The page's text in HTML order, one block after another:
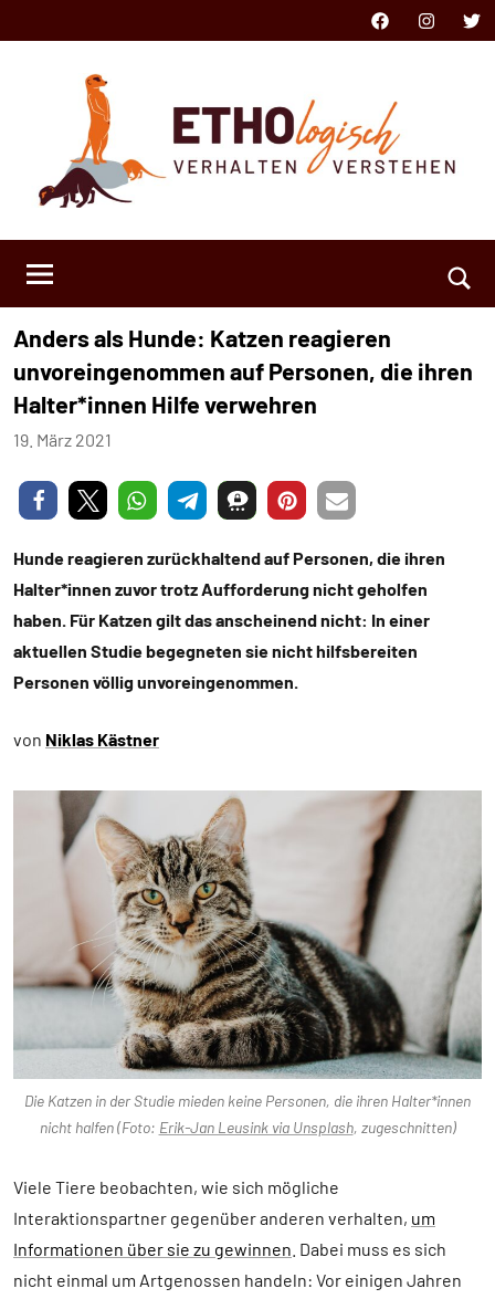
Inhalt
FacebookInstagram
Anders als Hunde: Katzen reagieren
unvoreingenommen auf Personen, die ihren
Halter*innen Hilfe verwehren
19. März 2021
Niklas
Kästner
Keine
Kommentare
Hunde reagieren zurückhaltend auf Personen, die ihren
Halter*innen zuvor trotz Aufforderung nicht geholfen
haben. Für Katzen gilt das anscheinend nicht: In einer
aktuellen Studie begegneten sie nicht hilfsbereiten
Personen völlig unvoreingenommen.
von Niklas Kästner
Die Katzen in der Studie mieden keine Personen, die ihren Halter*innen
nicht halfen (Foto: Erik-Jan Leusink via Unsplash, zugeschnitten)
Viele Tiere beobachten, wie sich mögliche
Interaktionspartner gegenüber anderen verhalten, um
Informationen über sie zu gewinnen . Dabei muss es sich
nicht einmal um Artgenossen handeln: Vor einigen Jahren